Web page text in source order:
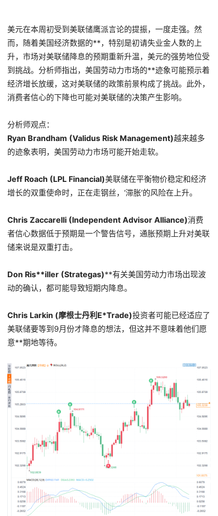
美元在本周初受到美联储鹰派言论的提振，一度走强。然
而，随着美国经济数据的**，特别是初请失业金人数的上
升，市场对美联储降息的预期重新升温，美元的强势地位受
到挑战。分析师指出，美国劳动力市场的**迹象可能预示着
经济增长放缓，这对美联储的政策前景构成了挑战。此外，
消费者信心的下降也可能对美联储的决策产生影响。
分析师观点：
Ryan Brandham (Validus Risk Management)越来越多
的迹象表明，美国劳动力市场可能开始走软。
Jeff Roach (LPL Financial)美联储在平衡物价稳定和经济
增长的双重使命时，正在走钢丝，‘滞胀’的风险在上升。
Chris Zaccarelli (Independent Advisor Alliance)消费
者信心数据低于预期是一个警告信号，通胀预期上升对美联
储来说是双重打击。
Don Ris**iller (Strategas)**有关美国劳动力市场出现波
动的确认，都可能导致短期内降息。
Chris Larkin (摩根士丹利E*Trade)投资者可能已经适应了
美联储要等到9月份才降息的想法，但这并不意味着他们愿
意**期地等待。